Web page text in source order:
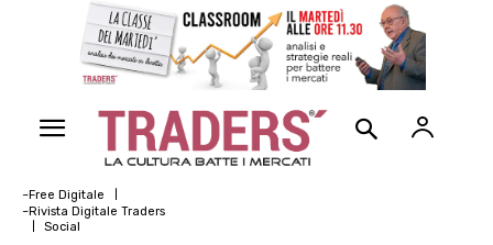
~Free Digitale
~Rivista Digitale Traders
Social